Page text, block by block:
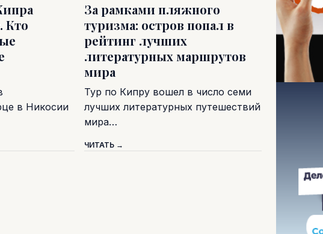
Кто
в Никосии
За рамками пляжного
туризма: остров попал в
рейтинг лучших
литературных маршрутов
мира
Тур по Кипру вошел в число семи
лучших литературных путешествий
мира…
ЧИТАТЬ →